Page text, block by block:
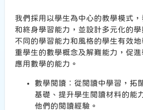
我們採用以學生為中心的教學模式
和終身學習能力，並設計多元化的
不同的學習能力和風格的學生有效
重學生的數學概念及解難能力，促
應用數學的能力。
數學閱讀︰從閱讀中學習，拓
基礎、提升學生閱讀材料的能
他們的閱讀經驗。